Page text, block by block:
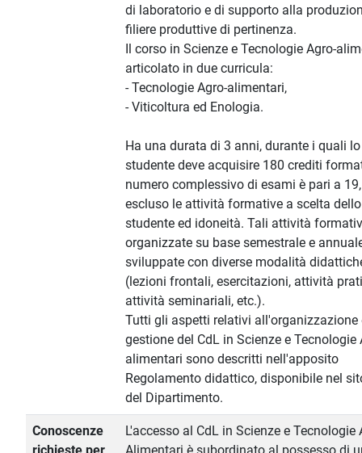
di laboratorio e di supporto alla
filiere produttive di pertinenza.
Il corso in Scienze e Tecnologie Agro-
articolato in due curricula:
- Tecnologie Agro-alimentari,
- Viticoltura ed Enologia.
Ha una durata di 3 anni, durante i quali lo
studente deve acquisire 180 crediti
numero complessivo di esami è pari a 19,
escluso le attività formative a scelta dello
studente ed idoneità. Tali attività
organizzate su base semestrale e
sviluppate con diverse modalità
(lezioni frontali, esercitazioni, attività
attività seminariali, etc.).
Tutti gli aspetti relativi all'organizzazione
gestione del CdL in Scienze e Tecnologie
alimentari sono descritti nell'apposito
Regolamento didattico, disponibile nel
del Dipartimento.
Conoscenze
L'accesso al CdL in Scienze e Tecnologie